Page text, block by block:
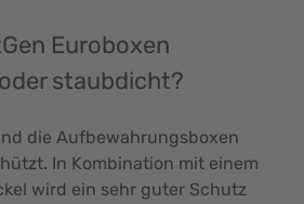
Euroboxen
staubdicht?
die Aufbewahrungsboxen
In Kombination mit einem
wird ein sehr guter Schutz